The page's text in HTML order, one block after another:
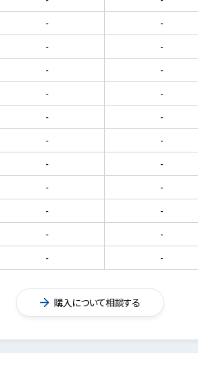
-
-
-
-
-
-
-
-
-
-
-
-
-
-
-
-
-
-
-
-
- -
購入について相談する